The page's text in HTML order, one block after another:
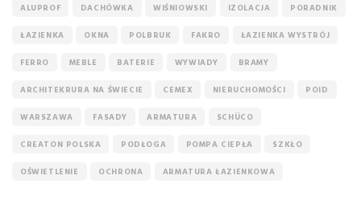
ALUPROF DACHÓWKA WIŚNIOWSKI IZOLACJA PORADNIK
ŁAZIENKA OKNA POLBRUK FAKRO ŁAZIENKA WYSTRÓJ
FERRO MEBLE BATERIE WYWIADY BRAMY
ARCHITEKRURA NA ŚWIECIE CEMEX NIERUCHOMOŚCI POID
WARSZAWA FASADY ARMATURA SCHÜCO
CREATON POLSKA PODŁOGA POMPA CIEPŁA SZKŁO
OŚWIETLENIE OCHRONA ARMATURA ŁAZIENKOWA